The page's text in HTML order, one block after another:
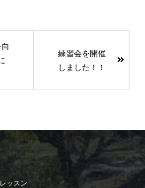
練習会を開催
しました！！
ッスン